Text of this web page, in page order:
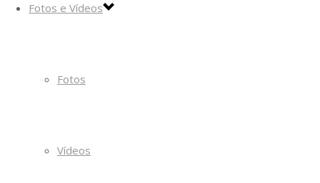
Fotos e Vídeos
Fotos
Vídeos